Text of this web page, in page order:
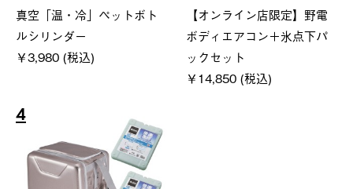
真空「温・冷」ペットボト
ルシリンダー
￥3,980 (税込)
【オンライン店限定】野電
ボディエアコン＋氷点下パ
ックセット
￥14,850 (税込)
4